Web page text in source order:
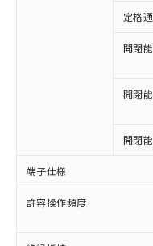
定格
開閉
開閉
開閉
端子仕様
許容操作頻度
ご利用条
以下の条件を
ご利用ください
本サービ
商品の当
(税抜)を
当社制御
対応済み：
非含有に対応
対応予定：EU
有に対応した
対応予定なし
非含有に非対
定はありません
調査・確認中：
非含有の対応
商品です。
非該当品：ラ
害物質有無と
※1 中国
「○」：最大
基準値以下で